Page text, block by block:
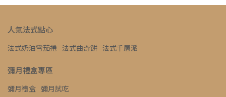
人氣法式點心
法式奶油雪茄捲 法式曲奇餅 法式千層派
彌月禮盒專區
彌月禮盒 彌月試吃